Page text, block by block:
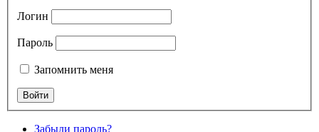
Логин
Пароль
Запомнить меня
Забыли пароль?